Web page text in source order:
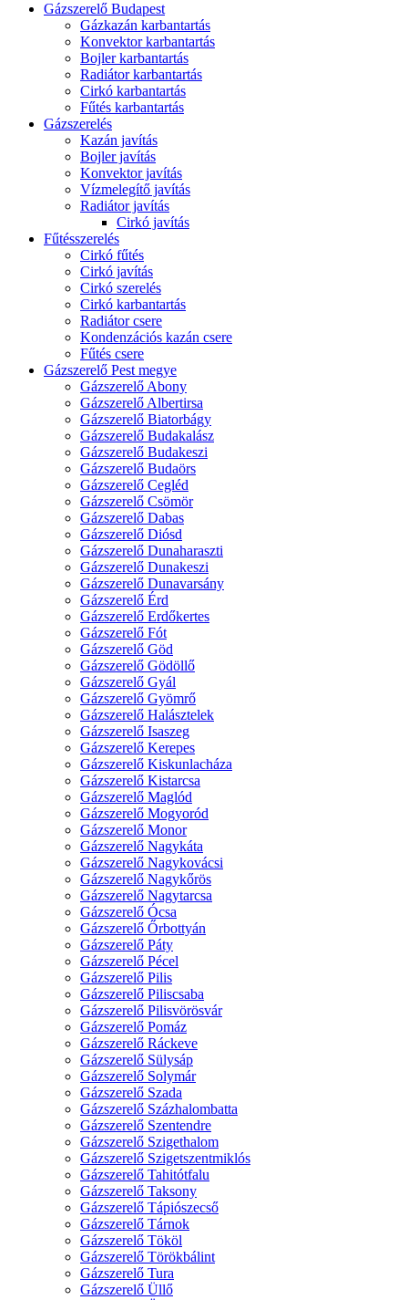
Gázszerelő Budapest
Gázkazán karbantartás
Konvektor karbantartás
Bojler karbantartás
Radiátor karbantartás
Cirkó karbantartás
Fűtés karbantartás
Gázszerelés
Kazán javítás
Bojler javítás
Konvektor javítás
Vízmelegítő javítás
Radiátor javítás
Cirkó javítás
Fűtésszerelés
Cirkó fűtés
Cirkó javítás
Cirkó szerelés
Cirkó karbantartás
Radiátor csere
Kondenzációs kazán csere
Fűtés csere
Gázszerelő Pest megye
Gázszerelő Abony
Gázszerelő Albertirsa
Gázszerelő Biatorbágy
Gázszerelő Budakalász
Gázszerelő Budakeszi
Gázszerelő Budaörs
Gázszerelő Cegléd
Gázszerelő Csömör
Gázszerelő Dabas
Gázszerelő Diósd
Gázszerelő Dunaharaszti
Gázszerelő Dunakeszi
Gázszerelő Dunavarsány
Gázszerelő Érd
Gázszerelő Erdőkertes
Gázszerelő Fót
Gázszerelő Göd
Gázszerelő Gödöllő
Gázszerelő Gyál
Gázszerelő Gyömrő
Gázszerelő Halásztelek
Gázszerelő Isaszeg
Gázszerelő Kerepes
Gázszerelő Kiskunlacháza
Gázszerelő Kistarcsa
Gázszerelő Maglód
Gázszerelő Mogyoród
Gázszerelő Monor
Gázszerelő Nagykáta
Gázszerelő Nagykovácsi
Gázszerelő Nagykőrös
Gázszerelő Nagytarcsa
Gázszerelő Ócsa
Gázszerelő Őrbottyán
Gázszerelő Páty
Gázszerelő Pécel
Gázszerelő Pilis
Gázszerelő Piliscsaba
Gázszerelő Pilisvörösvár
Gázszerelő Pomáz
Gázszerelő Ráckeve
Gázszerelő Sülysáp
Gázszerelő Solymár
Gázszerelő Szada
Gázszerelő Százhalombatta
Gázszerelő Szentendre
Gázszerelő Szigethalom
Gázszerelő Szigetszentmiklós
Gázszerelő Tahitótfalu
Gázszerelő Taksony
Gázszerelő Tápiószecső
Gázszerelő Tárnok
Gázszerelő Tököl
Gázszerelő Törökbálint
Gázszerelő Tura
Gázszerelő Üllő